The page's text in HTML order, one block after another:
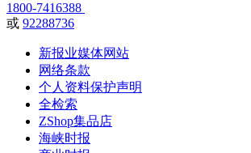
1800-7416388
或 92288736
新报业媒体网站
网络条款
个人资料保护声明
全检索
ZShop集品店
海峡时报